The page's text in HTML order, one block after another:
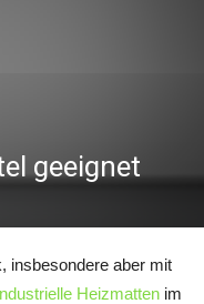
geeignet
insbesondere aber mit
Heizmatten im